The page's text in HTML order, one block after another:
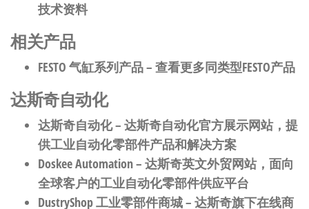
技术资料
相关产品
FESTO 气缸系列产品– 查看更多同类型FESTO产品
达斯奇自动化
达斯奇自动化– 达斯奇自动化官方展示网站，提
供工业自动化零部件产品和解决方案
Doskee Automation– 达斯奇英文外贸网站，面向
全球客户的工业自动化零部件供应平台
DustryShop 工业零部件商城– 达斯奇旗下在线商